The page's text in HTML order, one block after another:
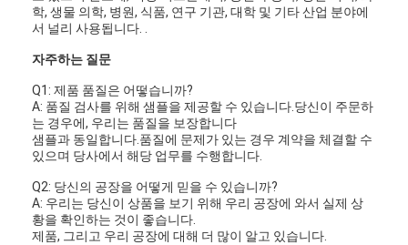
집
비디오
우리 에 관한 것
공장 투어
품질 관리
학, 생물 의학, 병원, 식품, 연구 기관, 대학 및 기타 산업 분야에
서 널리 사용됩니다. .
자주하는 질문
Q1: 제품 품질은 어떻습니까?
A: 품질 검사를 위해 샘플을 제공할 수 있습니다.당신이 주문하
는 경우에, 우리는 품질을 보장합니다
샘플과 동일합니다.품질에 문제가 있는 경우 계약을 체결할 수
있으며 당사에서 해당 업무를 수행합니다.
Q2: 당신의 공장을 어떻게 믿을 수 있습니까?
A: 우리는 당신이 상품을 보기 위해 우리 공장에 와서 실제 상
황을 확인하는 것이 좋습니다.
제품, 그리고 우리 공장에 대해 더 많이 알고 있습니다.